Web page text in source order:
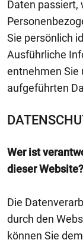
Daten passiert,
Sie persönlich
Ausführliche
entnehmen Sie
aufgeführten
Wer ist
dieser Website?
Die
durch den
können Sie